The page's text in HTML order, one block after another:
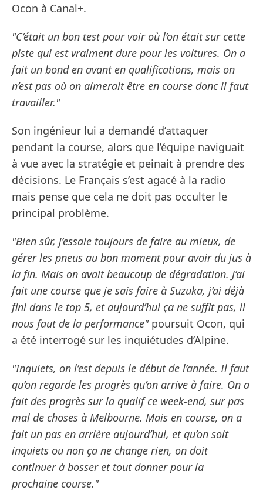
Ocon à Canal+.
"C’était un bon test pour voir où l’on était sur cette
piste qui est vraiment dure pour les voitures. On a
fait un bond en avant en qualifications, mais on
n’est pas où on aimerait être en course donc il faut
travailler."
Son ingénieur lui a demandé d’attaquer
pendant la course, alors que l’équipe naviguait
à vue avec la stratégie et peinait à prendre des
décisions. Le Français s’est agacé à la radio
mais pense que cela ne doit pas occulter le
principal problème.
"Bien sûr, j’essaie toujours de faire au mieux, de
gérer les pneus au bon moment pour avoir du jus à
la fin. Mais on avait beaucoup de dégradation. J’ai
fait une course que je sais faire à Suzuka, j’ai déjà
fini dans le top 5, et aujourd’hui ça ne suffit pas, il
nous faut de la performance"poursuit Ocon, qui
a été interrogé sur les inquiétudes d’Alpine.
"Inquiets, on l’est depuis le début de l’année. Il faut
qu’on regarde les progrès qu’on arrive à faire. On a
fait des progrès sur la qualif ce week-end, sur pas
mal de choses à Melbourne. Mais en course, on a
fait un pas en arrière aujourd’hui, et qu’on soit
inquiets ou non ça ne change rien, on doit
continuer à bosser et tout donner pour la
prochaine course."